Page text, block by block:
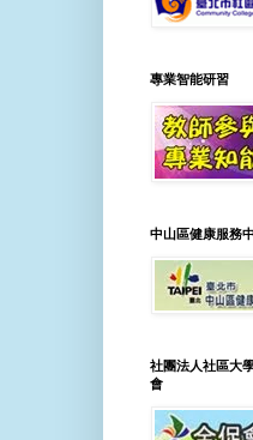
專業智能研習
中山區健康服務
社團法人社區大
會